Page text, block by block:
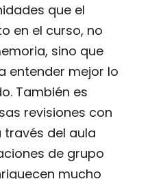
que el
en el curso, no
sino que
entender mejor lo
También es
revisiones con
del aula
de grupo
mucho